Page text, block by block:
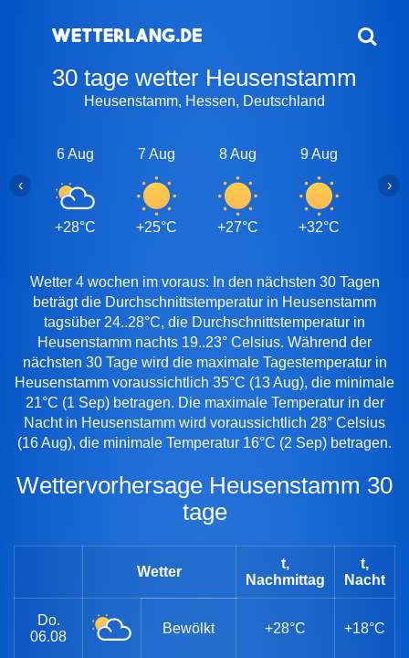
30 tage wetter Heusenstamm
Heusenstamm, Hessen, Deutschland
6 Aug
+28°C
7 Aug
+25°C
8 Aug
+27°C
9 Aug
+32°C
‹ ›
Wetter 4 wochen im voraus: In den nächsten 30 Tagen
beträgt die Durchschnittstemperatur in Heusenstamm
tagsüber 24..28°C, die Durchschnittstemperatur in
Heusenstamm nachts 19..23° Celsius. Während der
nächsten 30 Tage wird die maximale Tagestemperatur in
Heusenstamm voraussichtlich 35°C (13 Aug), die minimale
21°C (1 Sep) betragen. Die maximale Temperatur in der
Nacht in Heusenstamm wird voraussichtlich 28° Celsius
(16 Aug), die minimale Temperatur 16°C (2 Sep) betragen.
Wettervorhersage Heusenstamm 30
tage
Wetter
t,
Nachmittag
t,
Nacht
Do.
06.08
Bewölkt +28°C +18°C